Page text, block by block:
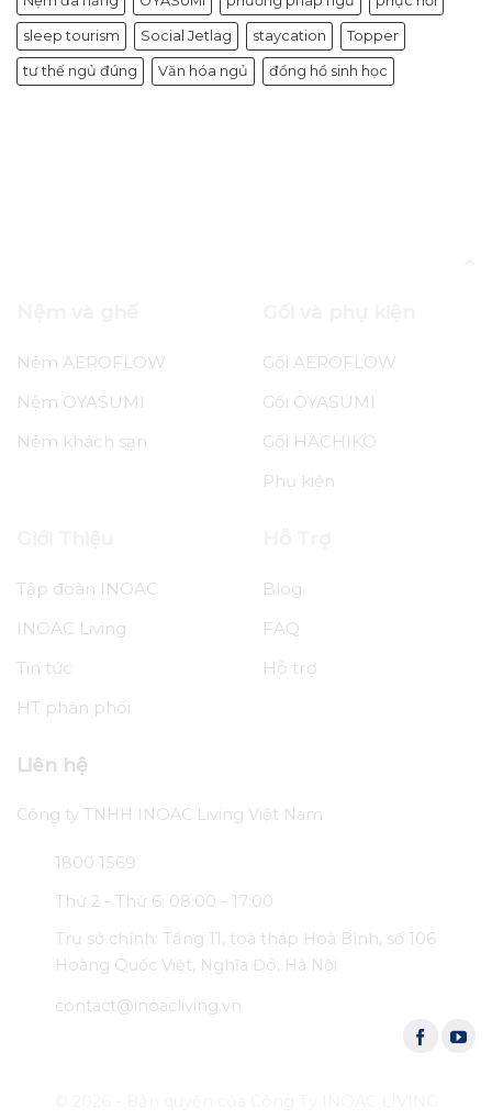
sleep tourism Social Jetlag staycation Topper
tư thế ngủ đúng Văn hóa ngủ đồng hồ sinh học
Nệm AEROFLOW
Nệm OYASUMI
Nệm khách sạn
Gối AEROFLOW
Gối OYASUMI
Gối HACHIKO
Phụ kiện
Tập đoàn INOAC
INOAC Living
Tin tức
HT phân phối
Blog
FAQ
Hỗ trợ
Liên hệ
Công ty TNHH INOAC Living Việt Nam
1800 1569
Thứ 2 - Thứ 6: 08:00 - 17:00
Trụ sở chính: Tầng 11, toà tháp Hoà Bình, số 106
Hoàng Quốc Việt, Nghĩa Đô, Hà Nội
contact@inoacliving.vn